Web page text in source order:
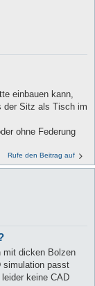
einbauen kann,
der Sitz als Tisch im
ohne Federung
Rufe den Beitrag auf
mit dicken Bolzen
simulation passt
keine CAD